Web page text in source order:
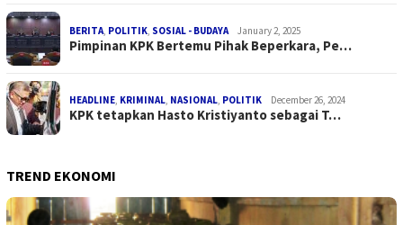
BERITA, POLITIK, SOSIAL - BUDAYA January 2, 2025
Pimpinan KPK Bertemu Pihak Beperkara, Pe…
HEADLINE, KRIMINAL, NASIONAL, POLITIK December 26, 2024
KPK tetapkan Hasto Kristiyanto sebagai T…
TREND EKONOMI